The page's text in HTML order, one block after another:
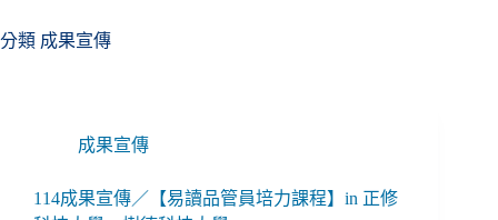
分類 成果宣傳
成果宣傳
114成果宣傳／【易讀品管員培力課程】in 正修